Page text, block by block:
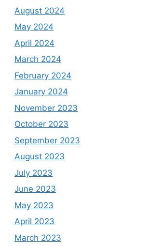
August 2024
May 2024
April 2024
March 2024
February 2024
January 2024
November 2023
October 2023
September 2023
August 2023
July 2023
June 2023
May 2023
April 2023
March 2023